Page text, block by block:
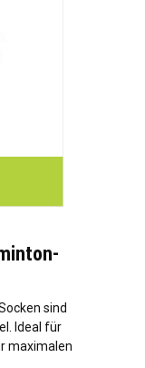
sind
Ideal für
maximalen